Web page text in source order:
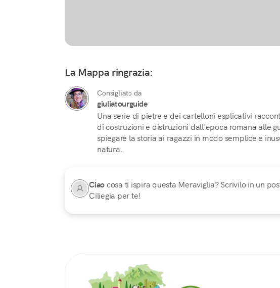
La Mappa ringrazia:
Consigliato da
giuliatourguide
Una serie di pietre e dei cartelloni esplicativi
di costruzioni e distruzioni dall'epoca romana alle
spiegare la storia ai ragazzi in modo semplice e
natura.
Ciaocosa ti ispira questa Meraviglia? Scrivilo in un
Ciliegia per te!